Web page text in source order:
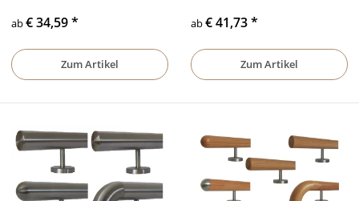
ab€ 34,59*
Zum Artikel
ab€ 41,73*
Zum Artikel